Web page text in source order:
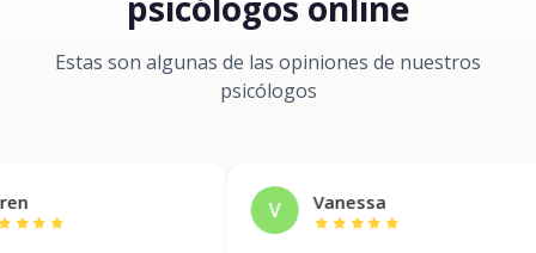
Estas son algunas de las opiniones de nuestros
psicólogos
Vanessa
starstar star star star